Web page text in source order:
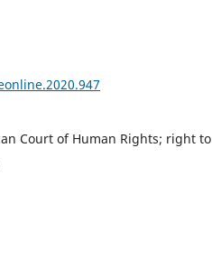
Court of Human Rights; right to